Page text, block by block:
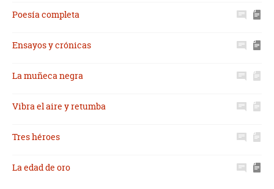
Poesía completa
Ensayos y crónicas
La muñeca negra
Vibra el aire y retumba
Tres héroes
La edad de oro